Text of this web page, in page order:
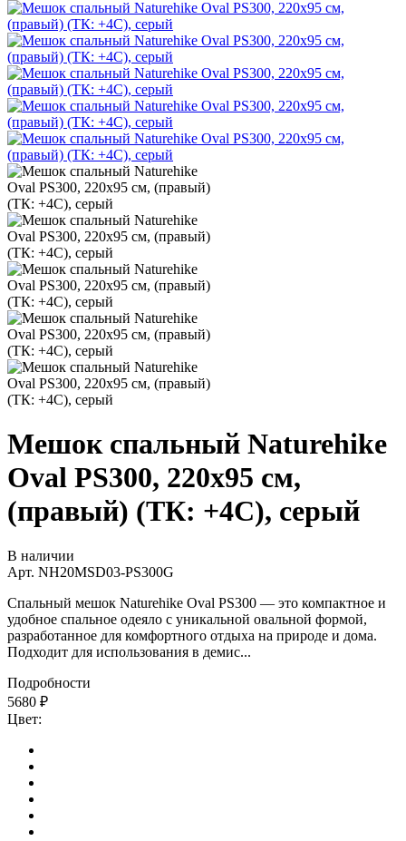
Мешок спальный Naturehike
Oval PS300, 220х95 см,
(правый) (ТК: +4C), серый
В наличии
Арт. NH20MSD03-PS300G
Спальный мешок Naturehike Oval PS300 — это компактное и
удобное спальное одеяло с уникальной овальной формой,
разработанное для комфортного отдыха на природе и дома.
Подходит для использования в демис...
Подробности
5680 ₽
Цвет: